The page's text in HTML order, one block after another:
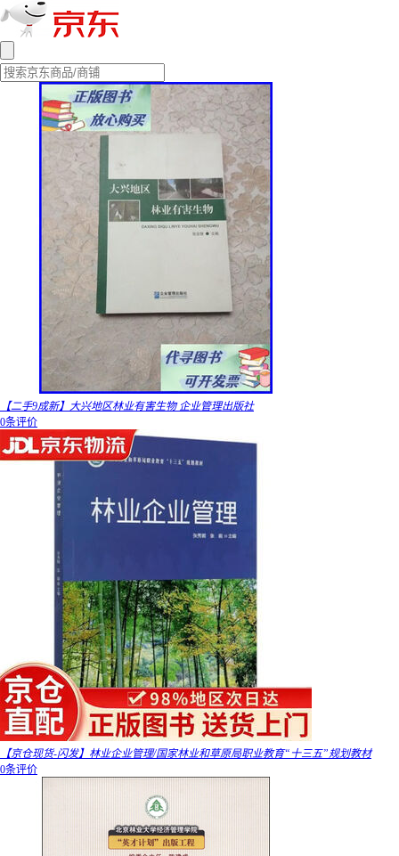
【二手9成新】大兴地区林业有害生物 企业管理出版社
0条评价
【京仓现货-闪发】林业企业管理/国家林业和草原局职业教育“十三五”规划教材
0条评价